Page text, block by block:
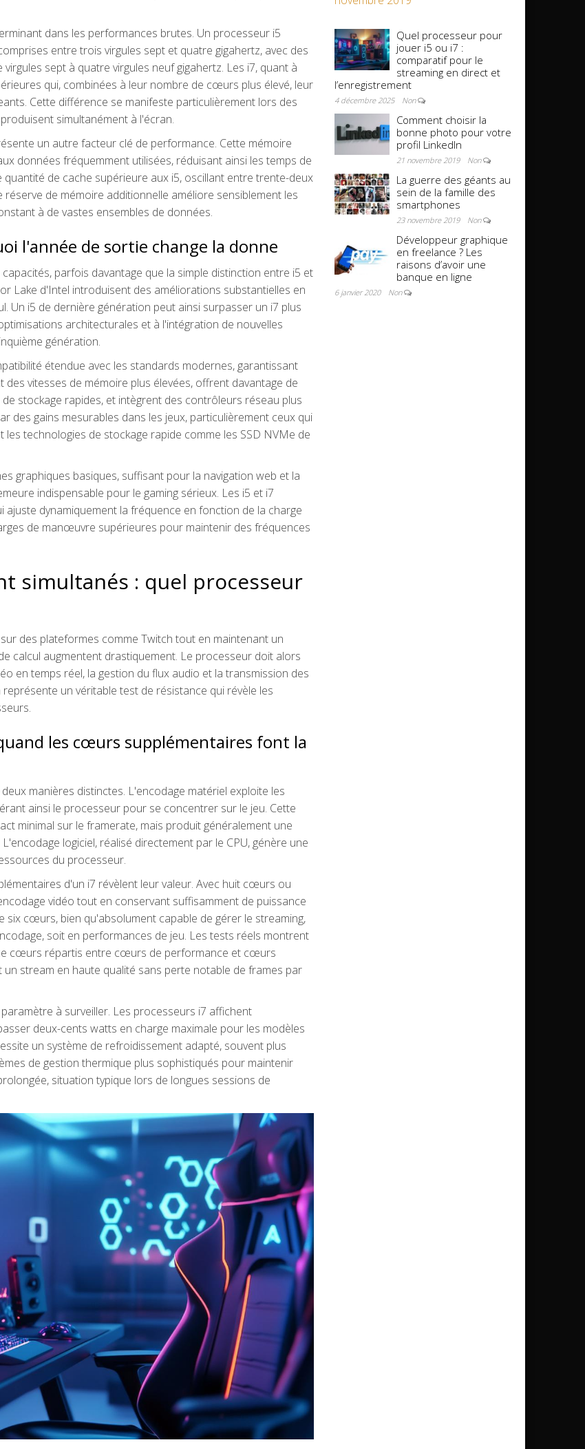
dans les performances brutes. Un processeur i5
entre trois virgules sept et quatre gigahertz, avec des
sept à quatre virgules neuf gigahertz. Les i7, quant à
qui, combinées à leur nombre de cœurs plus élevé, leur
Cette différence se manifeste particulièrement lors des
simultanément à l'écran.
un autre facteur clé de performance. Cette mémoire
données fréquemment utilisées, réduisant ainsi les temps de
de cache supérieure aux i5, oscillant entre trente-deux
de mémoire additionnelle améliore sensiblement les
à de vastes ensembles de données.
l'année de sortie change la donne
parfois davantage que la simple distinction entre i5 et
Lake d'Intel introduisent des améliorations substantielles en
Un i5 de dernière génération peut ainsi surpasser un i7 plus
architecturales et à l'intégration de nouvelles
génération.
étendue avec les standards modernes, garantissant
vitesses de mémoire plus élevées, offrent davantage de
stockage rapides, et intègrent des contrôleurs réseau plus
des gains mesurables dans les jeux, particulièrement ceux qui
technologies de stockage rapide comme les SSD NVMe de
graphiques basiques, suffisant pour la navigation web et la
indispensable pour le gaming sérieux. Les i5 et i7
dynamiquement la fréquence en fonction de la charge
de manœuvre supérieures pour maintenir des fréquences
simultanés : quel processeur
des plateformes comme Twitch tout en maintenant un
calcul augmentent drastiquement. Le processeur doit alors
en temps réel, la gestion du flux audio et la transmission des
un véritable test de résistance qui révèle les
les cœurs supplémentaires font la
manières distinctes. L'encodage matériel exploite les
ainsi le processeur pour se concentrer sur le jeu. Cette
minimal sur le framerate, mais produit généralement une
logiciel, réalisé directement par le CPU, génère une
du processeur.
d'un i7 révèlent leur valeur. Avec huit cœurs ou
vidéo tout en conservant suffisamment de puissance
six cœurs, bien qu'absolument capable de gérer le streaming,
soit en performances de jeu. Les tests réels montrent
cœurs répartis entre cœurs de performance et cœurs
stream en haute qualité sans perte notable de frames par
à surveiller. Les processeurs i7 affichent
deux-cents watts en charge maximale pour les modèles
un système de refroidissement adapté, souvent plus
de gestion thermique plus sophistiqués pour maintenir
situation typique lors de longues sessions de
Quel processeur pour
jouer i5 ou i7 :
comparatif pour le
streaming en direct et
l’enregistrement
4 décembre 2025 Non
Comment choisir la
bonne photo pour votre
profil LinkedIn
21 novembre 2019 Non
La guerre des géants au
sein de la famille des
smartphones
23 novembre 2019 Non
Développeur graphique
en freelance ? Les
raisons d’avoir une
banque en ligne
6 janvier 2020 Non